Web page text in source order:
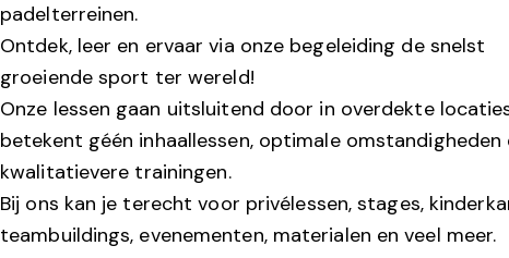
padelterreinen.
Ontdek, leer en ervaar via onze begeleiding de snelst
groeiende sport ter wereld!
Onze lessen gaan uitsluitend door in overdekte
betekent géén inhaallessen, optimale omstandigheden
kwalitatievere trainingen.
Bij ons kan je terecht voor privélessen, stages,
teambuildings, evenementen, materialen en veel meer.